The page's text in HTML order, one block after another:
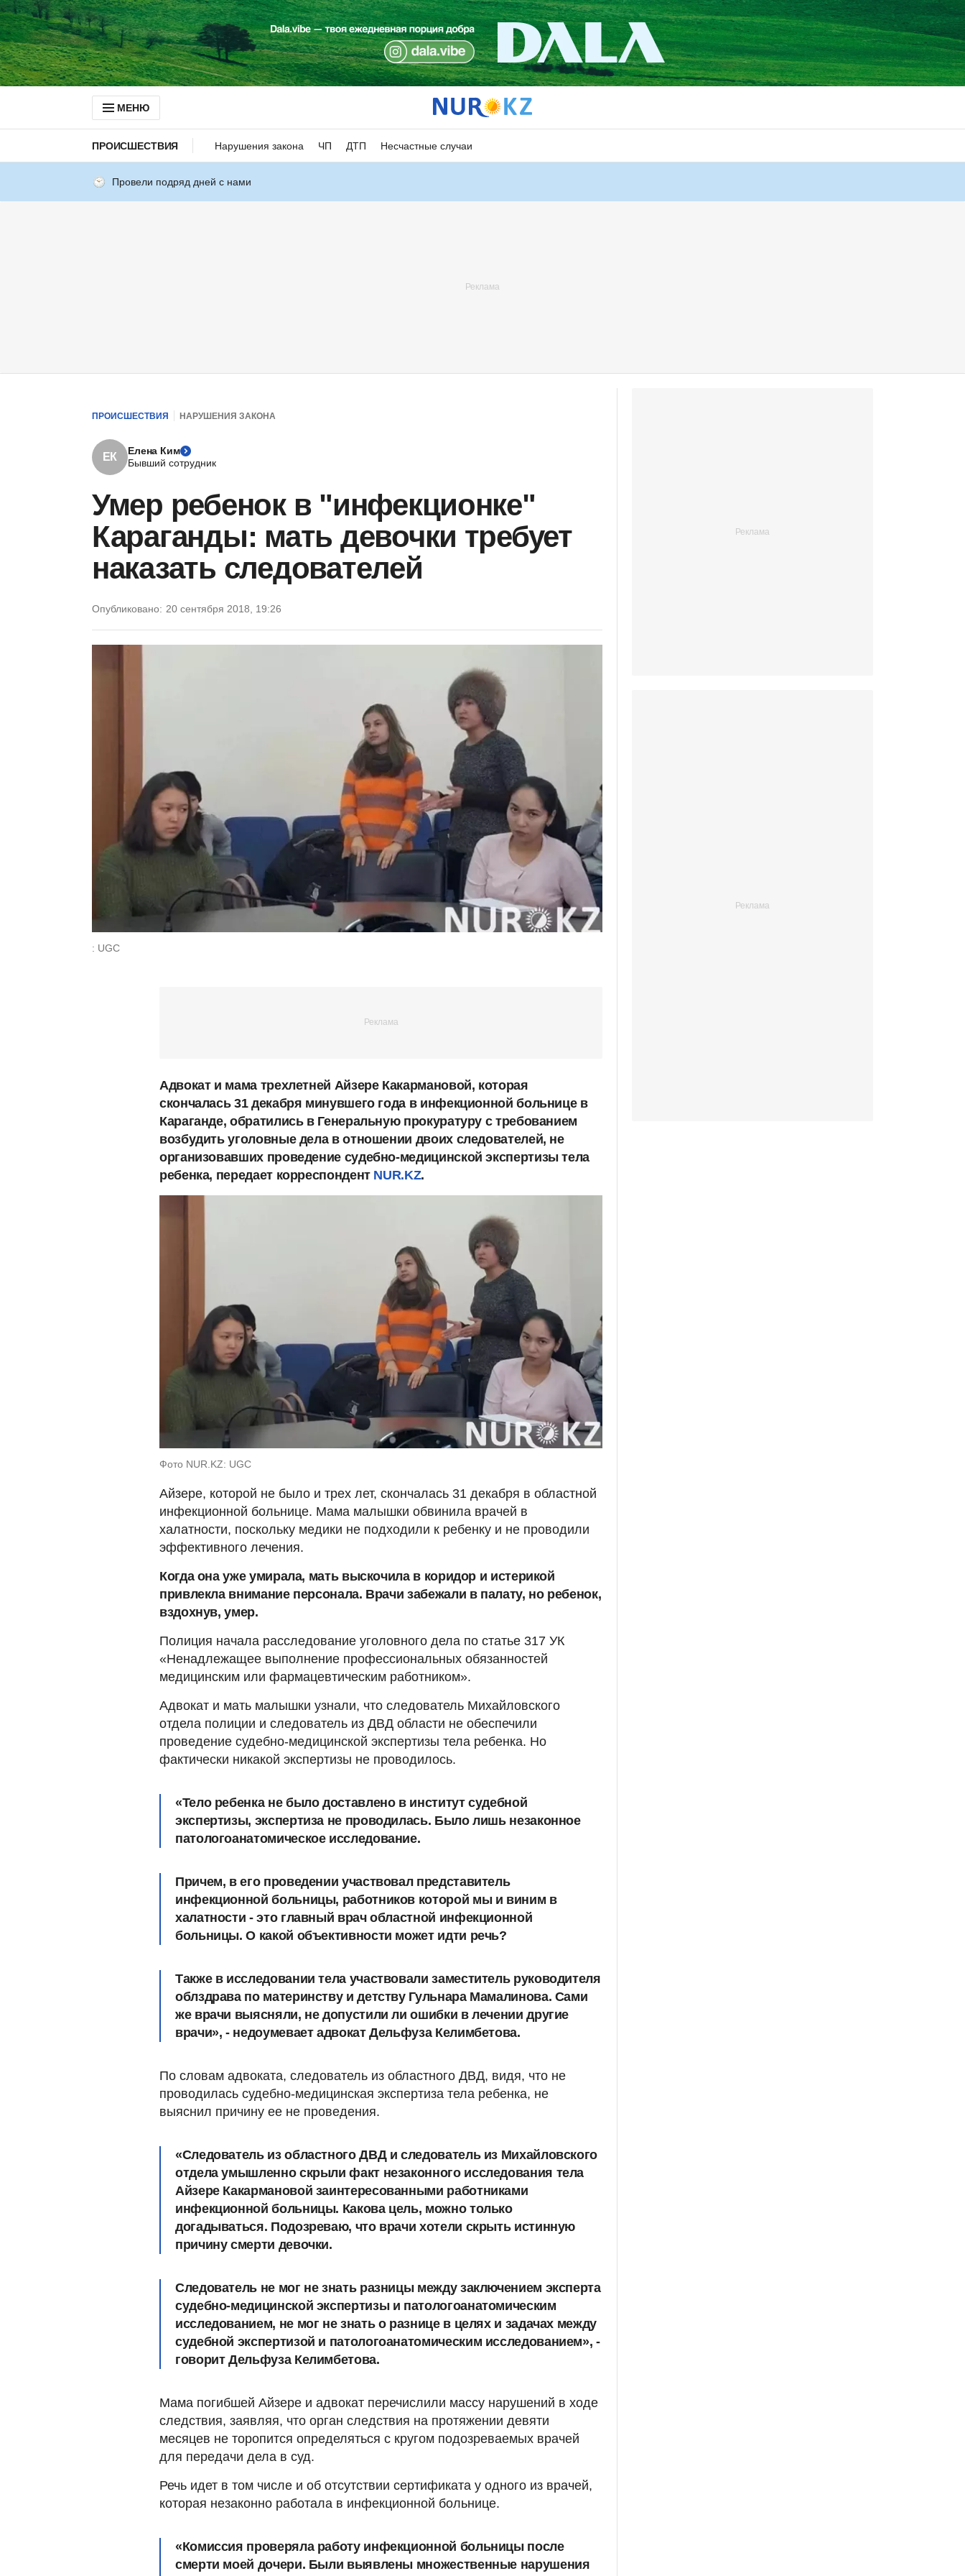
МЕНЮ
ПРОИСШЕСТВИЯ Нарушения закона ЧП ДТП Несчастные случаи
Провели подряд дней с нами
ПРОИСШЕСТВИЯ НАРУШЕНИЯ ЗАКОНА
ЕК
Елена Ким
Бывший сотрудник
Умер ребенок в "инфекционке"
Караганды: мать девочки требует
наказать следователей
Опубликовано: 20 сентября 2018, 19:26
: UGC
Адвокат и мама трехлетней Айзере Какармановой, которая
скончалась 31 декабря минувшего года в инфекционной больнице в
Караганде, обратились в Генеральную прокуратуру с требованием
возбудить уголовные дела в отношении двоих следователей, не
организовавших проведение судебно-медицинской экспертизы тела
ребенка, передает корреспондент NUR.KZ.
Фото NUR.KZ: UGC
Айзере, которой не было и трех лет, скончалась 31 декабря в областной
инфекционной больнице. Мама малышки обвинила врачей в
халатности, поскольку медики не подходили к ребенку и не проводили
эффективного лечения.
Когда она уже умирала, мать выскочила в коридор и истерикой
привлекла внимание персонала. Врачи забежали в палату, но ребенок,
вздохнув, умер.
Полиция начала расследование уголовного дела по статье 317 УК
«Ненадлежащее выполнение профессиональных обязанностей
медицинским или фармацевтическим работником».
Адвокат и мать малышки узнали, что следователь Михайловского
отдела полиции и следователь из ДВД области не обеспечили
проведение судебно-медицинской экспертизы тела ребенка. Но
фактически никакой экспертизы не проводилось.
«Тело ребенка не было доставлено в институт судебной
экспертизы, экспертиза не проводилась. Было лишь незаконное
патологоанатомическое исследование.
Причем, в его проведении участвовал представитель
инфекционной больницы, работников которой мы и виним в
халатности - это главный врач областной инфекционной
больницы. О какой объективности может идти речь?
Также в исследовании тела участвовали заместитель руководителя
облздрава по материнству и детству Гульнара Мамалинова. Сами
же врачи выясняли, не допустили ли ошибки в лечении другие
врачи», - недоумевает адвокат Дельфуза Келимбетова.
По словам адвоката, следователь из областного ДВД, видя, что не
проводилась судебно-медицинская экспертиза тела ребенка, не
выяснил причину ее не проведения.
«Следователь из областного ДВД и следователь из Михайловского
отдела умышленно скрыли факт незаконного исследования тела
Айзере Какармановой заинтересованными работниками
инфекционной больницы. Какова цель, можно только
догадываться. Подозреваю, что врачи хотели скрыть истинную
причину смерти девочки.
Следователь не мог не знать разницы между заключением эксперта
судебно-медицинской экспертизы и патологоанатомическим
исследованием, не мог не знать о разнице в целях и задачах между
судебной экспертизой и патологоанатомическим исследованием», -
говорит Дельфуза Келимбетова.
Мама погибшей Айзере и адвокат перечислили массу нарушений в ходе
следствия, заявляя, что орган следствия на протяжении девяти
месяцев не торопится определяться с кругом подозреваемых врачей
для передачи дела в суд.
Речь идет в том числе и об отсутствии сертификата у одного из врачей,
которая незаконно работала в инфекционной больнице.
«Комиссия проверяла работу инфекционной больницы после
смерти моей дочери. Были выявлены множественные нарушения